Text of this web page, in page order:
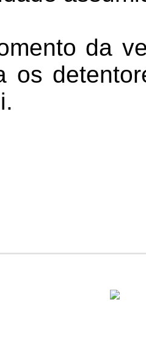
da
os